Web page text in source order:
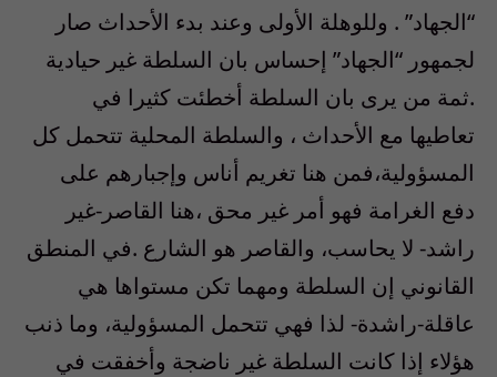
“الجهاد” . وللوهلة الأولى وعند بدء الأحداث صار
لجمهور “الجهاد” إحساس بان السلطة غير حيادية
.ثمة من يرى بان السلطة أخطئت كثيرا في
تعاطيها مع الأحداث ، والسلطة المحلية تتحمل كل
المسؤولية،فمن هنا تغريم أناس وإجبارهم على
دفع الغرامة فهو أمر غير محق ،هنا القاصر-غير
راشد- لا يحاسب، والقاصر هو الشارع .في المنطق
القانوني إن السلطة ومهما تكن مستواها هي
عاقلة-راشدة- لذا فهي تتحمل المسؤولية، وما ذنب
هؤلاء إذا كانت السلطة غير ناضجة وأخفقت في